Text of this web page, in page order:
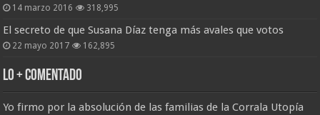
14 marzo 2016 318,995
El secreto de que Susana Díaz tenga más avales que votos
22 mayo 2017 162,895
Lo + Comentado
Yo firmo por la absolución de las familias de la Corrala Utopía